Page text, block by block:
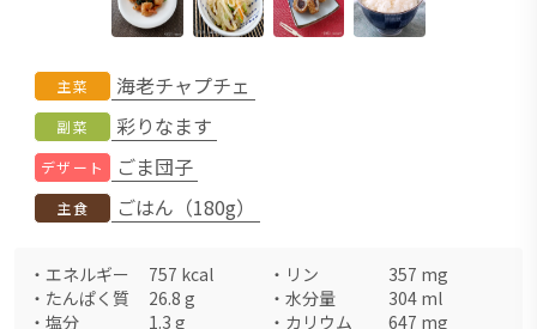
主菜 海老チャプチェ
副菜 彩りなます
デザート ごま団子
主食 ごはん（180g）
・ エネルギー 757 kcal ・ リン 357 mg
・ たんぱく質 26.8 g ・ 水分量 304 ml
・ 塩分 1.3 g ・ カリウム 647 mg